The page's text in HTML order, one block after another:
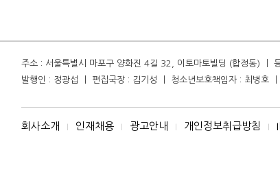
주소 : 서울특별시 마포구 양화진 4길 32, 이토마토빌딩 (합정동)
발행인 : 정광섭 ㅣ 편집국장 : 김기성 ㅣ 청소년보호책임자 : 최병
회사소개 I 인재채용 I 광고안내 I 개인정보취급방침 I